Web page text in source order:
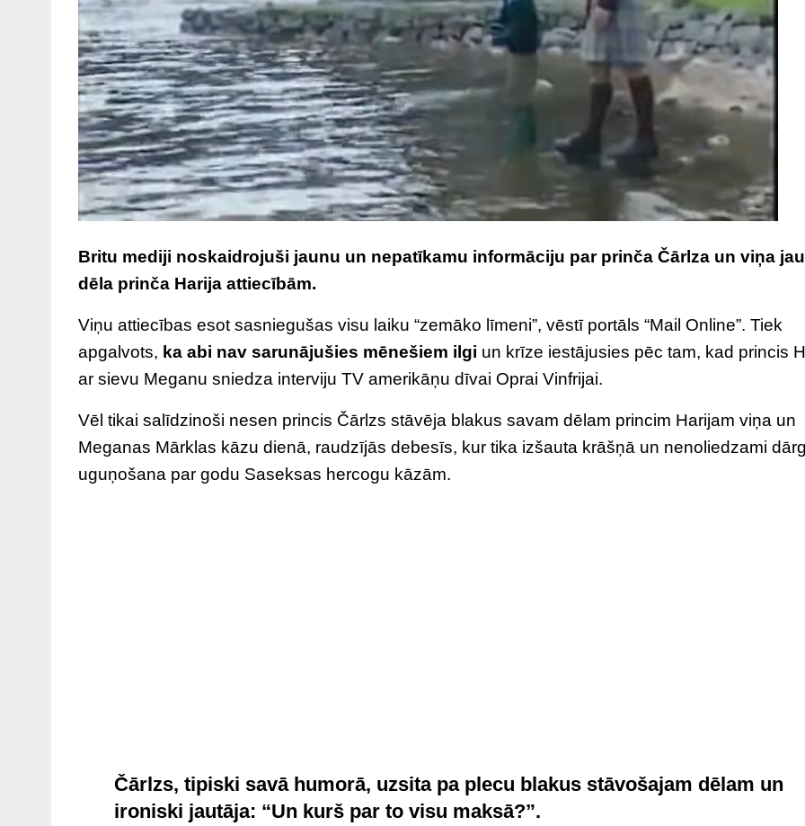
Britu mediji noskaidrojuši jaunu un nepatīkamu informāciju par prinča Čārlza un viņa
dēla prinča Harija attiecībām.
Viņu attiecības esot sasniegušas visu laiku “zemāko līmeni”, vēstī portāls “Mail Online”. Tiek
apgalvots, ka abi nav sarunājušies mēnešiem ilgi un krīze iestājusies pēc tam, kad princis
ar sievu Meganu sniedza interviju TV amerikāņu dīvai Oprai Vinfrijai.
Vēl tikai salīdzinoši nesen princis Čārlzs stāvēja blakus savam dēlam princim Harijam viņa un
Meganas Mārklas kāzu dienā, raudzījās debesīs, kur tika izšauta krāšņā un nenoliedzami
uguņošana par godu Saseksas hercogu kāzām.
Čārlzs, tipiski savā humorā, uzsita pa plecu blakus stāvošajam dēlam un
ironiski jautāja: “Un kurš par to visu maksā?”.